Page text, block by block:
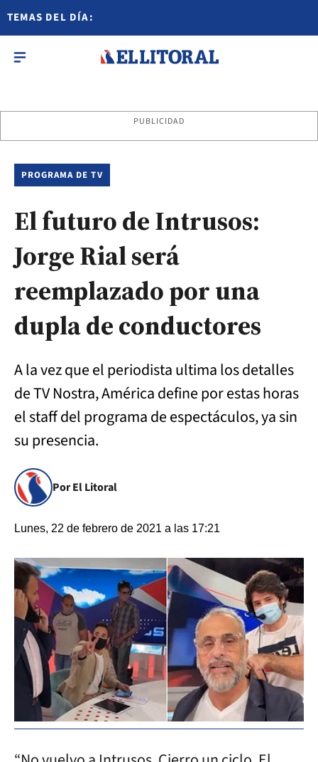
TEMAS DEL DÍA:
PUBLICIDAD
PROGRAMA DE TV
El futuro de Intrusos:
Jorge Rial será
reemplazado por una
dupla de conductores
A la vez que el periodista ultima los detalles
de TV Nostra, América define por estas horas
el staff del programa de espectáculos, ya sin
su presencia.
Por El Litoral
Lunes, 22 de febrero de 2021 a las 17:21